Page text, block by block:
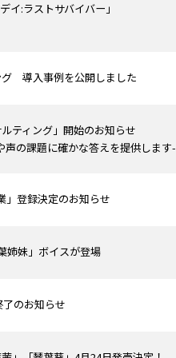
:ラストサバイバー」
導入事例を公開しました
ティング」開始のお知らせ
声の課題に確かな答えを提供します-
」登録決定のお知らせ
姉妹」ボイスが登場
のお知らせ